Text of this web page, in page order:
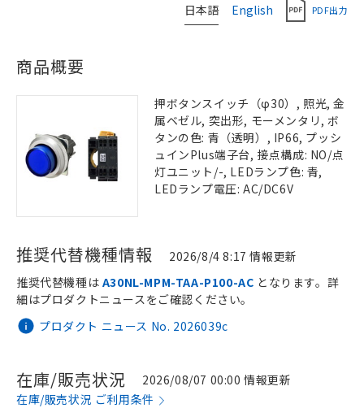
日本語 English PDF出力
商品概要
押ボタンスイッチ（φ30）, 照光, 金
属ベゼル, 突出形, モーメンタリ, ボ
タンの色: 青（透明）, IP66, プッシ
ュインPlus端子台, 接点構成: NO/点
灯ユニット/-, LEDランプ色: 青,
LEDランプ電圧: AC/DC6V
推奨代替機種情報 2026/8/4 8:17 情報更新
プロダクト ニュース No. 2026039c
推奨代替機種は A30NL-MPM-TAA-P100-AC となります。詳
細はプロダクトニュースをご確認ください。
在庫/販売状況
2026/08/07 00:00 情報更新
在庫/販売状況 ご利用条件